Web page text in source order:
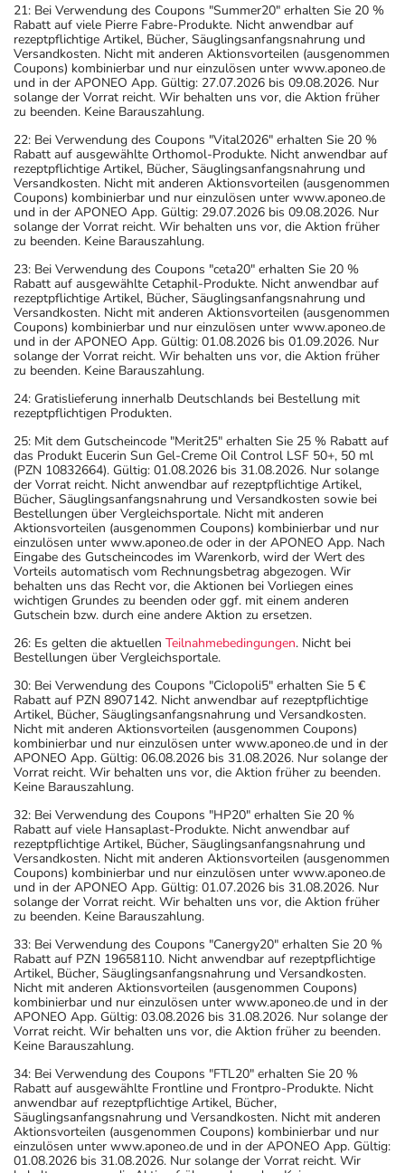
21: Bei Verwendung des Coupons "Summer20" erhalten Sie 20 %
Rabatt auf viele Pierre Fabre-Produkte. Nicht anwendbar auf
rezeptpflichtige Artikel, Bücher, Säuglingsanfangsnahrung und
Versandkosten. Nicht mit anderen Aktionsvorteilen (ausgenommen
Coupons) kombinierbar und nur einzulösen unter www.aponeo.de
und in der APONEO App. Gültig: 27.07.2026 bis 09.08.2026. Nur
solange der Vorrat reicht. Wir behalten uns vor, die Aktion früher
zu beenden. Keine Barauszahlung.
22: Bei Verwendung des Coupons "Vital2026" erhalten Sie 20 %
Rabatt auf ausgewählte Orthomol-Produkte. Nicht anwendbar auf
rezeptpflichtige Artikel, Bücher, Säuglingsanfangsnahrung und
Versandkosten. Nicht mit anderen Aktionsvorteilen (ausgenommen
Coupons) kombinierbar und nur einzulösen unter www.aponeo.de
und in der APONEO App. Gültig: 29.07.2026 bis 09.08.2026. Nur
solange der Vorrat reicht. Wir behalten uns vor, die Aktion früher
zu beenden. Keine Barauszahlung.
23: Bei Verwendung des Coupons "ceta20" erhalten Sie 20 %
Rabatt auf ausgewählte Cetaphil-Produkte. Nicht anwendbar auf
rezeptpflichtige Artikel, Bücher, Säuglingsanfangsnahrung und
Versandkosten. Nicht mit anderen Aktionsvorteilen (ausgenommen
Coupons) kombinierbar und nur einzulösen unter www.aponeo.de
und in der APONEO App. Gültig: 01.08.2026 bis 01.09.2026. Nur
solange der Vorrat reicht. Wir behalten uns vor, die Aktion früher
zu beenden. Keine Barauszahlung.
24: Gratislieferung innerhalb Deutschlands bei Bestellung mit
rezeptpflichtigen Produkten.
25: Mit dem Gutscheincode "Merit25" erhalten Sie 25 % Rabatt auf
das Produkt Eucerin Sun Gel-Creme Oil Control LSF 50+, 50 ml
(PZN 10832664). Gültig: 01.08.2026 bis 31.08.2026. Nur solange
der Vorrat reicht. Nicht anwendbar auf rezeptpflichtige Artikel,
Bücher, Säuglingsanfangsnahrung und Versandkosten sowie bei
Bestellungen über Vergleichsportale. Nicht mit anderen
Aktionsvorteilen (ausgenommen Coupons) kombinierbar und nur
einzulösen unter www.aponeo.de oder in der APONEO App. Nach
Eingabe des Gutscheincodes im Warenkorb, wird der Wert des
Vorteils automatisch vom Rechnungsbetrag abgezogen. Wir
behalten uns das Recht vor, die Aktionen bei Vorliegen eines
wichtigen Grundes zu beenden oder ggf. mit einem anderen
Gutschein bzw. durch eine andere Aktion zu ersetzen.
26: Es gelten die aktuellen Teilnahmebedingungen. Nicht bei
Bestellungen über Vergleichsportale.
30: Bei Verwendung des Coupons "Ciclopoli5" erhalten Sie 5 €
Rabatt auf PZN 8907142. Nicht anwendbar auf rezeptpflichtige
Artikel, Bücher, Säuglingsanfangsnahrung und Versandkosten.
Nicht mit anderen Aktionsvorteilen (ausgenommen Coupons)
kombinierbar und nur einzulösen unter www.aponeo.de und in der
APONEO App. Gültig: 06.08.2026 bis 31.08.2026. Nur solange der
Vorrat reicht. Wir behalten uns vor, die Aktion früher zu beenden.
Keine Barauszahlung.
32: Bei Verwendung des Coupons "HP20" erhalten Sie 20 %
Rabatt auf viele Hansaplast-Produkte. Nicht anwendbar auf
rezeptpflichtige Artikel, Bücher, Säuglingsanfangsnahrung und
Versandkosten. Nicht mit anderen Aktionsvorteilen (ausgenommen
Coupons) kombinierbar und nur einzulösen unter www.aponeo.de
und in der APONEO App. Gültig: 01.07.2026 bis 31.08.2026. Nur
solange der Vorrat reicht. Wir behalten uns vor, die Aktion früher
zu beenden. Keine Barauszahlung.
33: Bei Verwendung des Coupons "Canergy20" erhalten Sie 20 %
Rabatt auf PZN 19658110. Nicht anwendbar auf rezeptpflichtige
Artikel, Bücher, Säuglingsanfangsnahrung und Versandkosten.
Nicht mit anderen Aktionsvorteilen (ausgenommen Coupons)
kombinierbar und nur einzulösen unter www.aponeo.de und in der
APONEO App. Gültig: 03.08.2026 bis 31.08.2026. Nur solange der
Vorrat reicht. Wir behalten uns vor, die Aktion früher zu beenden.
Keine Barauszahlung.
34: Bei Verwendung des Coupons "FTL20" erhalten Sie 20 %
Rabatt auf ausgewählte Frontline und Frontpro-Produkte. Nicht
anwendbar auf rezeptpflichtige Artikel, Bücher,
Säuglingsanfangsnahrung und Versandkosten. Nicht mit anderen
Aktionsvorteilen (ausgenommen Coupons) kombinierbar und nur
einzulösen unter www.aponeo.de und in der APONEO App. Gültig:
01.08.2026 bis 31.08.2026. Nur solange der Vorrat reicht. Wir